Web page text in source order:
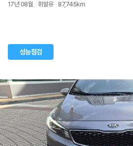
17년 08월 휘발유 87,745km
성능점검